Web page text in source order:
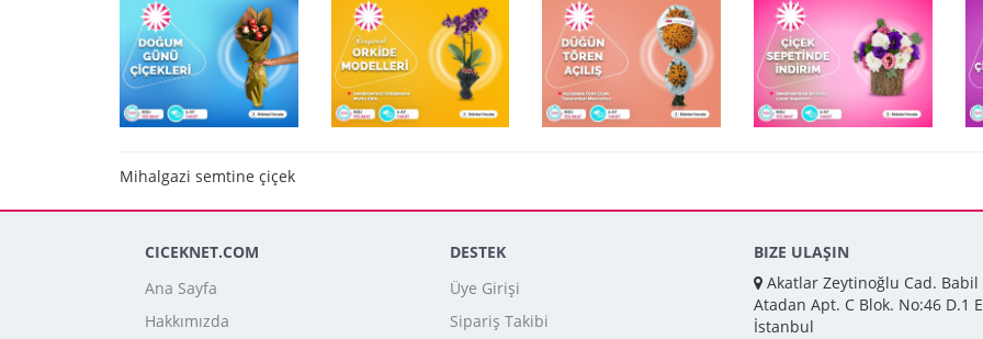
Mihalgazi semtine çiçek
CICEKNET.COM
Ana Sayfa
Hakkımızda
DESTEK
Üye Girişi
Sipariş Takibi
BIZE ULAŞIN
Akatlar Zeytinoğlu Cad. Babil
Atadan Apt. C Blok. No:46 D.1
İstanbul